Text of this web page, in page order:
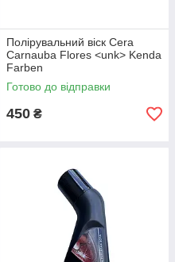
Полірувальний віск Cera
Carnauba Flores <unk> Kenda
Farben
Готово до відправки
450 ₴